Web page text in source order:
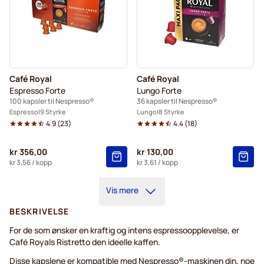
Café Royal
Espresso Forte
100 kapsler til Nespresso®
Espresso 9 Styrke
4.9(23)
kr 356,00
kr 3,56/ kopp
Café Royal
Lungo Forte
36 kapsler til Nespresso®
Lungo 8 Styrke
4.4(18)
kr 130,00
kr 3,61 / kopp
Vis mere
BESKRIVELSE
For de som ønsker en kraftig og intens espressoopplevelse, er
Café Royals Ristretto den ideelle kaffen.
Disse kapslene er kompatible med Nespresso®-maskinen din, noe